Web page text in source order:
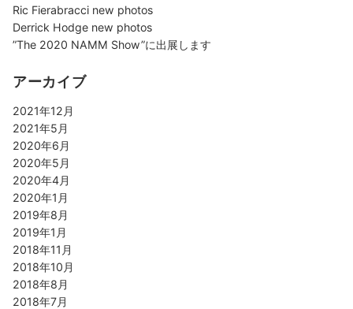
Ric Fierabracci new photos
Derrick Hodge new photos
”The 2020 NAMM Show”に出展します
アーカイブ
2021年12月
2021年5月
2020年6月
2020年5月
2020年4月
2020年1月
2019年8月
2019年1月
2018年11月
2018年10月
2018年8月
2018年7月